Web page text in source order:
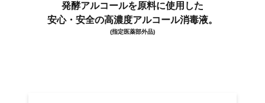
発酵アルコールを原料に使用した
安心・安全の高濃度アルコール消毒液。
(指定医薬部外品)